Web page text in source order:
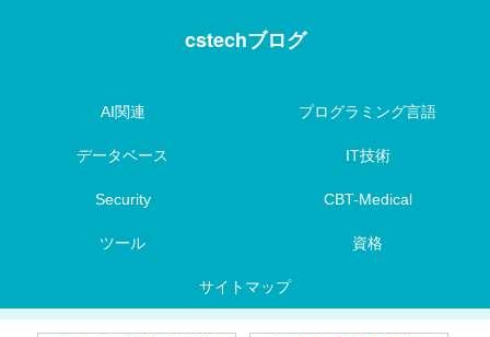
cstechブログ
AI関連 プログラミング言語
データベース IT技術
Security CBT-Medical
ツール 資格
サイトマップ